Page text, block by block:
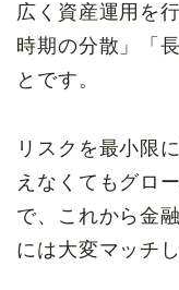
広く資産運用を
時期の分散」「
とです。
リスクを最小限
えなくてもグロ
で、これから金
には大変マッチ